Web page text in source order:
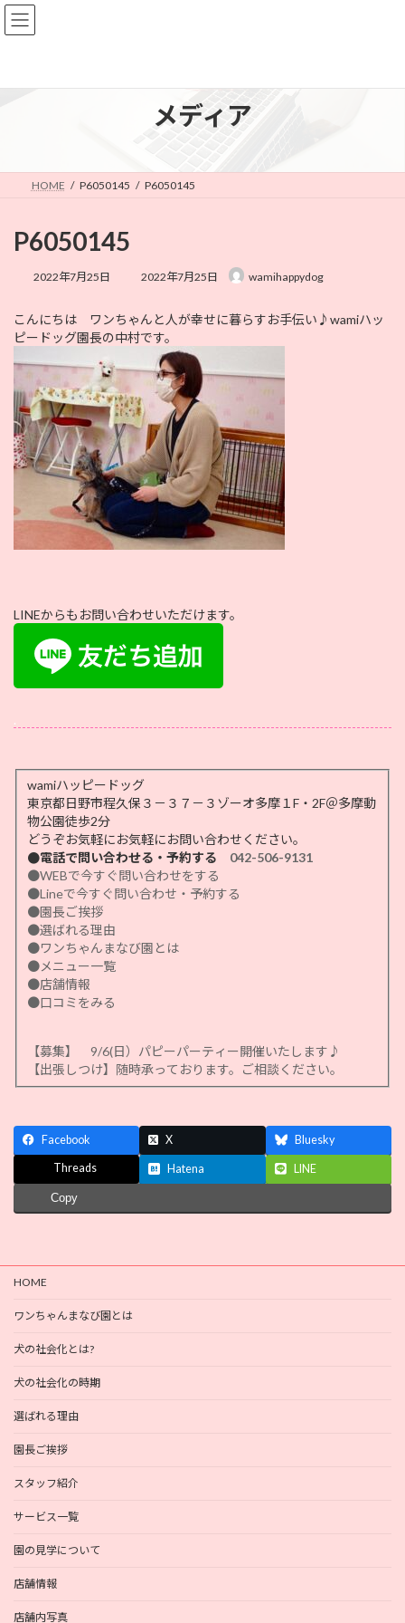
コ
ン
プ
ナ
ビ
動
メディア
HOME P6050145 P6050145
P6050145
2022年7月25日
最
新
日
:
2022年7月25日 wamihappydog
こんにちは ワンちゃんと人が幸せに暮らすお手伝い♪wamiハッ
ピードッグ園長の中村です。
LINEからもお問い合わせいただけます。
.
wamiハッピードッグ
東京都日野市程久保３－３７－３ゾーオ多摩１F・2F＠多摩動
物公園徒歩2分
どうぞお気軽にお気軽にお問い合わせください。
●電話で問い合わせる・予約する 042-506-9131
●WEBで今すぐ問い合わせをする
●Lineで今すぐ問い合わせ・予約する
●園長ご挨拶
●選ばれる理由
●ワンちゃんまなび園とは
●メニュー一覧
●店舗情報
●口コミをみる
【募集】 9/6(日）パピーパーティー開催いたします♪
【出張しつけ】随時承っております。ご相談ください。
Facebook X Bluesky
Threads Hatena LINE
Copy
HOME
ワンちゃんまなび園とは
犬の社会化とは?
犬の社会化の時期
選ばれる理由
園長ご挨拶
スタッフ紹介
サービス一覧
園の見学について
店舗情報
店舗内写真